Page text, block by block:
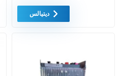
10G لوحة TN53NS2 WDM
WDM المعدات
ديتيالس